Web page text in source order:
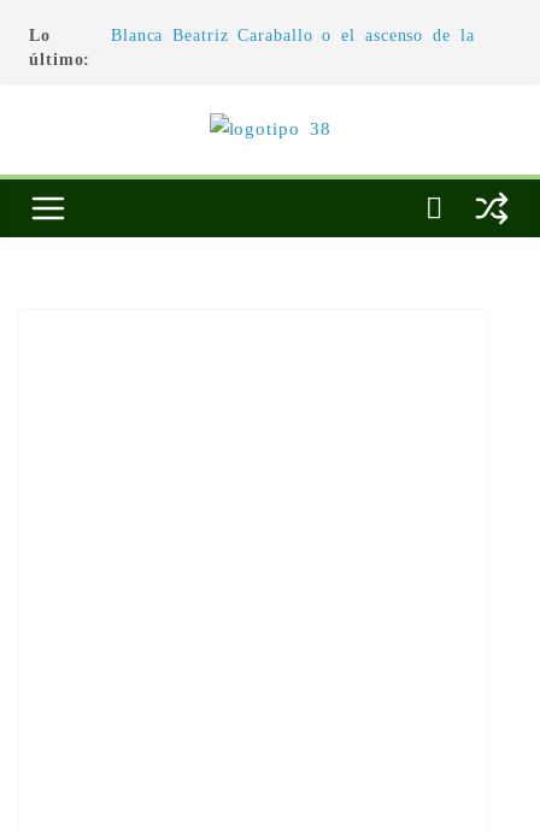
Lo
último:
Blanca Beatriz Caraballo o el ascenso de la
La Roldana: el descanso imposible de una
Utopías de un viajero